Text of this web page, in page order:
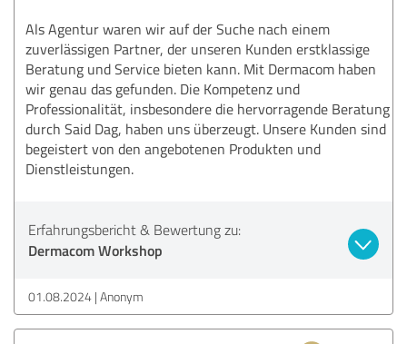
Als Agentur waren wir auf der Suche nach einem
zuverlässigen Partner, der unseren Kunden erstklassige
Beratung und Service bieten kann. Mit Dermacom haben
wir genau das gefunden. Die Kompetenz und
Professionalität, insbesondere die hervorragende Beratung
durch Said Dag, haben uns überzeugt. Unsere Kunden sind
begeistert von den angebotenen Produkten und
Dienstleistungen.
Erfahrungsbericht & Bewertung zu:
Dermacom Workshop
01.08.2024 Anonym